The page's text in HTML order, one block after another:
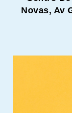
Novas, Av